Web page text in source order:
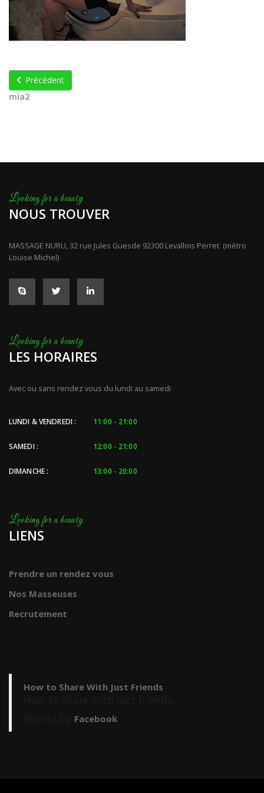
Précédent
mia2
NOUS TROUVER
MASSAGE NURU, 32 rue Jules Guesde 92300 Levallois Perret. (métro
Louise Michel)
LES HORAIRES
Avec ou sans rendez vous du lundi au samedi
LUNDI & VENDREDI : 11:00 - 21:00
SAMEDI : 12:00 - 21:00
DIMANCHE : 13:00 - 20:00
LIENS
Prendre un rendez vous
Nos Masseuses
Recrutement
How to Share With Just Friends
Facebook